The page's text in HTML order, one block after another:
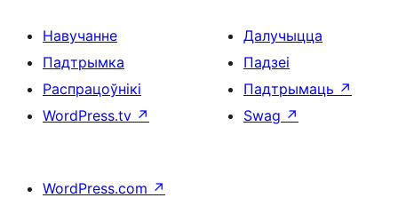
Навучанне
Падтрымка
Распрацоўнікі
WordPress.tv ↗
Далучыцца
Падзеі
Падтрымаць ↗
Swag ↗
WordPress.com ↗